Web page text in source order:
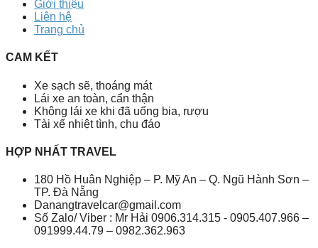
Giới thiệu
Liên hệ
Trang chủ
CAM KẾT
Xe sạch sẽ, thoáng mát
Lái xe an toàn, cẩn thận
Không lái xe khi đã uống bia, rượu
Tài xế nhiệt tình, chu đáo
HỢP NHẤT TRAVEL
180 Hồ Huân Nghiệp – P. Mỹ An – Q. Ngũ Hành Sơn –
TP. Đà Nẵng
Danangtravelcar@gmail.com
Số Zalo/ Viber : Mr Hải 0906.314.315 - 0905.407.966 –
091999.44.79 – 0982.362.963